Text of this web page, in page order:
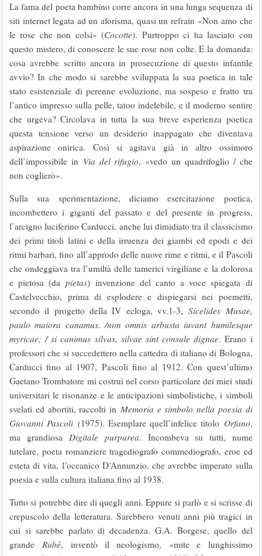
La fama del poeta bambino corre ancora in una lunga sequenza di
siti internet legata ad un aforisma, quasi un refrain «Non amo che
le rose che non colsi» (Cocotte). Purtroppo ci ha lasciato con
questo mistero, di conoscere le sue rose non colte. E la domanda:
cosa avrebbe scritto ancora in prosecuzione di questo infantile
avvio? In che modo si sarebbe sviluppata la sua poetica in tale
stato esistenziale di perenne evoluzione, ma sospeso e fratto tra
l’antico impresso sulla pelle, tatoo indelebile, e il moderno sentire
che urgeva? Circolava in tutta la sua breve esperienza poetica
questa tensione verso un desiderio inappagato che diventava
aspirazione onirica. Così si agitava già in altro ossimoro
dell’impossibile in Via del rifugio, «vedo un quadrifoglio / che
non coglierò».
Sulla sua sperimentazione, diciamo esercitazione poetica,
incombettero i giganti del passato e del presente in progress,
l’arcigno luciferino Carducci, anche lui dimidiato tra il classicismo
dei primi titoli latini e della irruenza dei giambi ed epodi e dei
ritmi barbari, fino all’approdo delle nuove rime e ritmi, e il Pascoli
che ondeggiava tra l’umiltà delle tamerici virgiliane e la dolorosa
e pietosa (dapietas) invenzione del canto a voce spiegata di
Castelvecchio, prima di esplodere e dispiegarsi nei poemetti,
secondo il progetto della IV ecloga, vv.1-3,Sicelides Musae,
paulo maiora canamus. /non omnis arbusta iuvant humilesque
myricae; / si canimus silvas, silvae sint consule dignae. Erano i
professori che si succedettero nella cattedra di italiano di Bologna,
Carducci fino al 1907, Pascoli fino al 1912. Con quest’ultimo
Gaetano Trombatore mi costruì nel corso particolare dei miei studi
universitari le risonanze e le anticipazioni simbolistiche, i simboli
svelati ed abortiti, raccolti in Memoria e simbolo nella poesia di
Giovanni Pascoli (1975). Esemplare quell’infelice titolo Orfano,
ma grandiosaDigitale purpurea. Incombeva su tutti, nume
tutelare, poeta romanziere tragediografo commediografo, eroe ed
esteta di vita, l’oceanico D’Annunzio, che avrebbe imperato sulla
poesia e sulla cultura italiana fino al 1938.
Tutto si potrebbe dire di quegli anni. Eppure si parlò e si scrisse di
crepuscolo della letteratura. Sarebbero venuti anni più tragici in
cui si sarebbe parlato di decadenza. G.A. Borgese, quello del
grandeRubé, inventò il neologismo, «mite e lunghissimo